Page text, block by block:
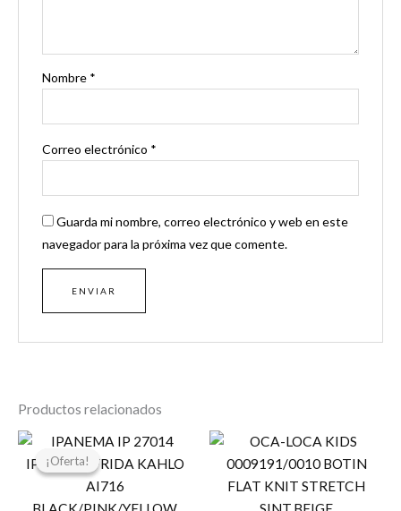
Nombre *
Correo electrónico *
Guarda mi nombre, correo electrónico y web en este
navegador para la próxima vez que comente.
Productos relacionados
¡Oferta!
¡Oferta!
El
original
era:
24,99 €.
El
actual
19,99 €.